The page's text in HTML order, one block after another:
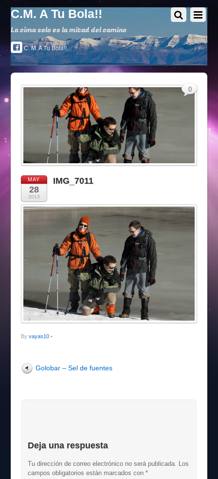
C.M. A Tu Bola!!
La cima solo es la mitad del camino
C. M. A Tu Bola!!
MAY
28
2013
IMG_7011
By vayas10•
0
Golobar – Sel de fuentes
Deja una respuesta
Tu dirección de correo electrónico no será publicada.
Los
campos obligatorios están marcados con*